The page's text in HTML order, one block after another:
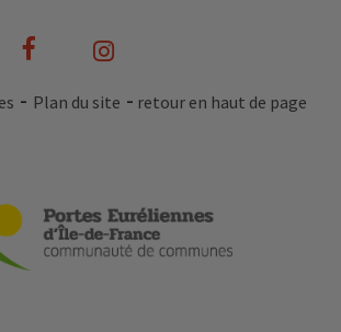
Plan du site retour en haut de page